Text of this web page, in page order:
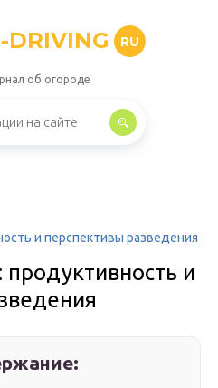
DRIVING RU
об огороде
и перспективы разведения
и